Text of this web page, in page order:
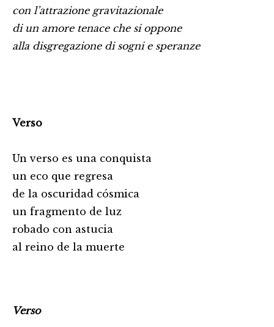
con l’attrazione gravitazionale
di un amore tenace che si oppone
alla disgregazione di sogni e speranze
Verso
Un verso es una conquista
un eco que regresa
de la oscuridad cósmica
un fragmento de luz
robado con astucia
al reino de la muerte
Verso